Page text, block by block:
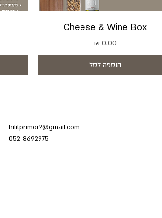
Cheese & Wine Box
מחיר
הוספה לסל
hilitprimor2@gmail.com
052-8692975